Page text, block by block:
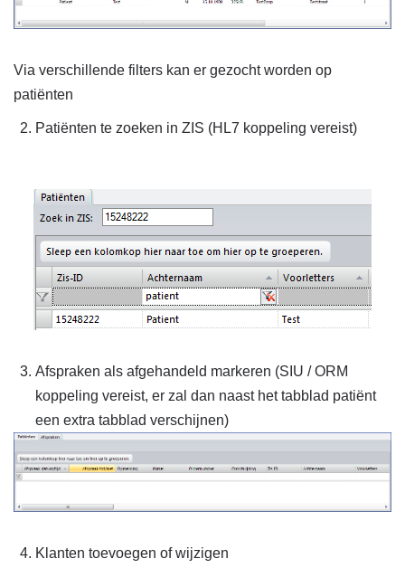
Via verschillende filters kan er gezocht worden op
patiënten
Patiënten te zoeken in ZIS (HL7 koppeling vereist)
Afspraken als afgehandeld markeren (SIU / ORM
koppeling vereist, er zal dan naast het tabblad patiënt
een extra tabblad verschijnen)
Klanten toevoegen of wijzigen